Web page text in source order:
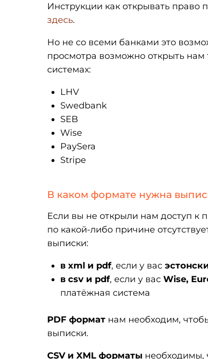
Инструкции как открывать право
здесь.
Но не со всеми банками это
просмотра возможно открыть
системах:
LHV
Swedbank
SEB
Wise
PaySera
Stripe
В каком формате нужна
Если вы не открыли нам доступ к
по какой-либо причине
выписки:
в xml и pdf, если у вас
в csv и pdf, если у вас Wise,
платёжная система
PDF формат нам необходим,
выписки.
CSV и XML форматы необходимы,